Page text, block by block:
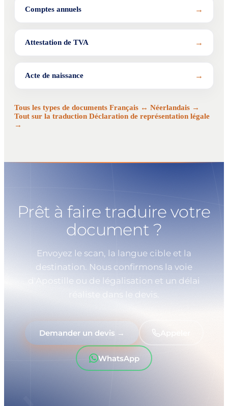
Comptes annuels →
Attestation de TVA →
Acte de naissance →
Tous les types de documents Français ↔ Néerlandais →
Tout sur la traduction Déclaration de représentation légale
→
Prêt à faire traduire votre
document ?
Envoyez le scan, la langue cible et la
destination. Nous confirmons la voie
d'Apostille ou de légalisation et un délai
réaliste dans le devis.
Demander un devis → Appeler
WhatsApp